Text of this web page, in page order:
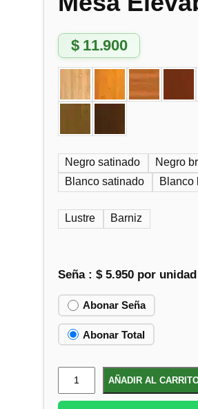
$11.900
Negro satinado
Negro
Blanco satinado
Blanco
Lustre Barniz
Seña : $5.950por unidad
Abonar Total
Abonar Seña
s
AÑADIR AL